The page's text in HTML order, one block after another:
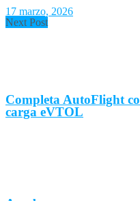
17 marzo, 2026
Next Post
Completa AutoFlight
carga eVTOL